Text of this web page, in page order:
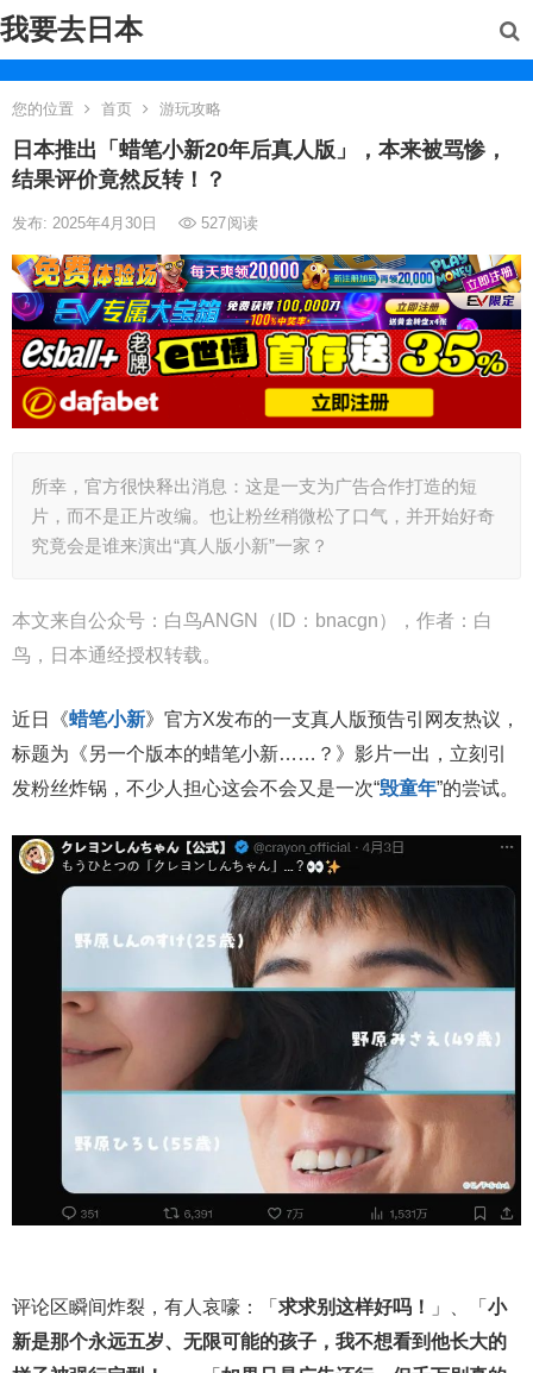
我要去日本
您的位置 首页 游玩攻略
日本推出「蜡笔小新20年后真人版」，本来被骂惨，
结果评价竟然反转！？
发布: 2025年4月30日 527阅读
所幸，官方很快释出消息：这是一支为广告合作打造的短
片，而不是正片改编。也让粉丝稍微松了口气，并开始好奇
究竟会是谁来演出“真人版小新”一家？
本文来自公众号：白鸟ANGN（ID：bnacgn），作者：白
鸟，日本通经授权转载。
近日《蜡笔小新》官方X发布的一支真人版预告引网友热议，
标题为《另一个版本的蜡笔小新……？》影片一出，立刻引
发粉丝炸锅，不少人担心这会不会又是一次“毁童年”的尝试。
评论区瞬间炸裂，有人哀嚎：「 求求别这样好吗！ 」、「 小
新是那个永远五岁、无限可能的孩子，我不想看到他长大的